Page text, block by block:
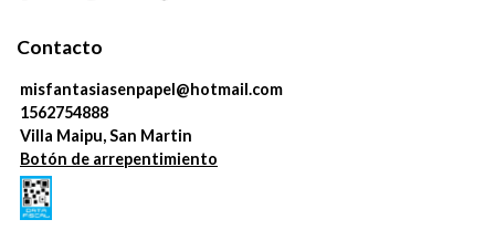
Contacto
misfantasiasenpapel@hotmail.com
1562754888
Villa Maipu, San Martin
Botón de arrepentimiento